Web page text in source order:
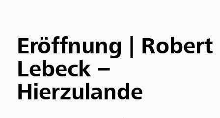
Eröffnung | Robert
Lebeck –
Hierzulande